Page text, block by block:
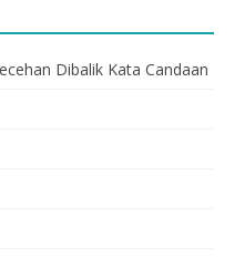
Dibalik Kata Candaan